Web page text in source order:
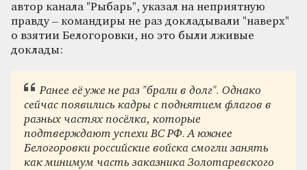
автор канала "Рыбарь", указал на неприятную
правду – командиры не раз докладывали "наверх"
о взятии Белогоровки, но это были лживые
доклады:
Ранее её уже не раз "брали в долг". Однако
сейчас появились кадры с поднятием флагов в
разных частях посёлка, которые
подтверждают успехи ВС РФ. А южнее
Белогоровки российские войска смогли занять
как минимум часть заказника Золотаревского